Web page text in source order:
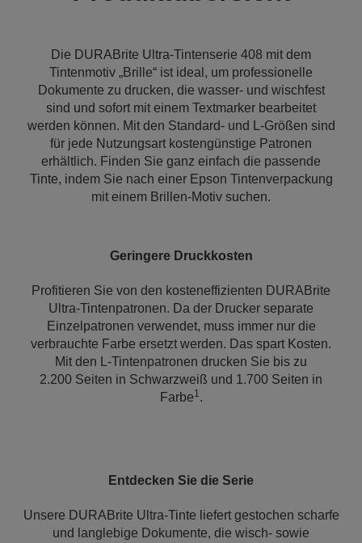
Die DURABrite Ultra-Tintenserie 408 mit dem
Tintenmotiv „Brille“ ist ideal, um professionelle
Dokumente zu drucken, die wasser- und wischfest
sind und sofort mit einem Textmarker bearbeitet
werden können. Mit den Standard- und L-Größen sind
für jede Nutzungsart kostengünstige Patronen
erhältlich. Finden Sie ganz einfach die passende
Tinte, indem Sie nach einer Epson Tintenverpackung
mit einem Brillen-Motiv suchen.
Geringere Druckkosten
Profitieren Sie von den kosteneffizienten DURABrite
Ultra-Tintenpatronen. Da der Drucker separate
Einzelpatronen verwendet, muss immer nur die
verbrauchte Farbe ersetzt werden. Das spart Kosten.
Mit den L-Tintenpatronen drucken Sie bis zu
2.200 Seiten in Schwarzweiß und 1.700 Seiten in
Farbe1.
Entdecken Sie die Serie
Unsere DURABrite Ultra-Tinte liefert gestochen scharfe
und langlebige Dokumente, die wisch- sowie